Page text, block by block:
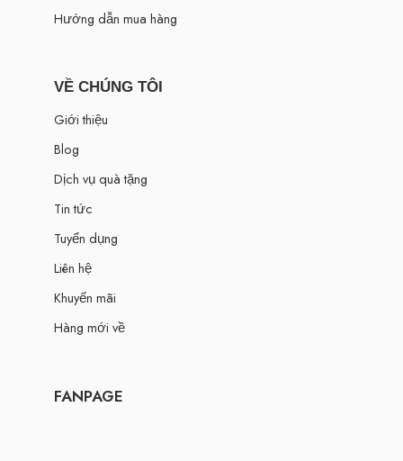
Hướng dẫn mua hàng
VỀ CHÚNG TÔI
Giới thiệu
Blog
Dịch vụ quà tặng
Tin tức
Tuyển dụng
Liên hệ
Khuyến mãi
Hàng mới về
FANPAGE